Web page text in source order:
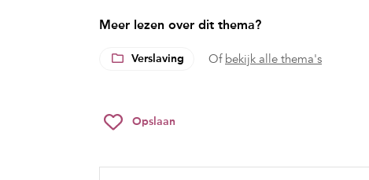
Meer lezen over dit thema?
Verslaving Of bekijk alle thema's
Opslaan